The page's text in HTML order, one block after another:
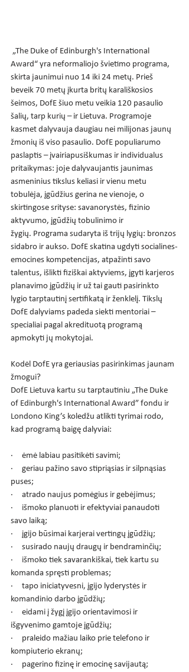
„The Duke of Edinburgh's International
Award“ yra neformaliojo švietimo programa,
skirta jaunimui nuo 14 iki 24 metų. Prieš
beveik 70 metų įkurta britų karališkosios
šeimos, DofE šiuo metu veikia 120 pasaulio
šalių, tarp kurių – ir Lietuva. Programoje
kasmet dalyvauja daugiau nei milijonas jaunų
žmonių iš viso pasaulio. DofE populiarumo
paslaptis – įvairiapusiškumas ir individualus
pritaikymas: joje dalyvaujantis jaunimas
asmeninius tikslus keliasi ir vienu metu
tobulėja, įgūdžius gerina ne vienoje, o
skirtingose srityse: savanorystės, fizinio
aktyvumo, įgūdžių tobulinimo ir
žygių. Programa sudaryta iš trijų lygių: bronzos
sidabro ir aukso. DofE skatina ugdyti socialines-
emocines kompetencijas, atpažinti savo
talentus, išlikti fiziškai aktyviems, įgyti karjeros
planavimo įgūdžių ir už tai gauti pasirinkto
lygio tarptautinį sertifikatą ir ženklelį. Tikslų
DofE dalyviams padeda siekti mentoriai –
specialiai pagal akredituotą programą
apmokyti jų mokytojai.
Kodėl DofE yra geriausias pasirinkimas jaunam
žmogui?
DofE Lietuva kartu su tarptautiniu „The Duke
of Edinburgh's International Award” fondu ir
Londono King’s koledžu atlikti tyrimai rodo,
kad programą baigę dalyviai:
·     ėmė labiau pasitikėti savimi;
·     geriau pažino savo stipriąsias ir silpnąsias
puses;
·     atrado naujus pomėgius ir gebėjimus;
·     išmoko planuoti ir efektyviai panaudoti
savo laiką;
·     įgijo būsimai karjerai vertingų įgūdžių;
·     susirado naujų draugų ir bendraminčių;
·     išmoko tiek savarankiškai, tiek kartu su
komanda spręsti problemas;
·     tapo iniciatyvesni, įgijo lyderystės ir
komandinio darbo įgūdžių;
·     eidami į žygį įgijo orientavimosi ir
išgyvenimo gamtoje įgūdžių;
·     praleido mažiau laiko prie telefono ir
kompiuterio ekranų;
·     pagerino fizinę ir emocinę savijautą;